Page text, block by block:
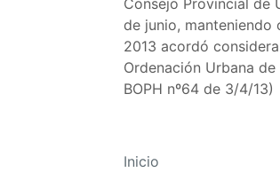
Consejo Provincial de
de junio, manteniendo
2013 acordó
Ordenación Urbana
BOPH nº64 de 3/4/13)
Inicio